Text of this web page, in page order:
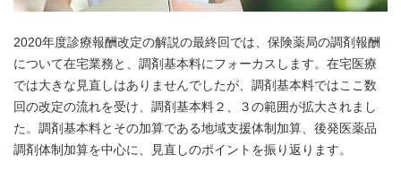
2020年度診療報酬改定の解説の最終回では、保険薬局の調剤報酬
について在宅業務と、調剤基本料にフォーカスします。在宅医療
では大きな見直しはありませんでしたが、調剤基本料ではここ数
回の改定の流れを受け、調剤基本料２、３の範囲が拡大されまし
た。調剤基本料とその加算である地域支援体制加算、後発医薬品
調剤体制加算を中心に、見直しのポイントを振り返ります。